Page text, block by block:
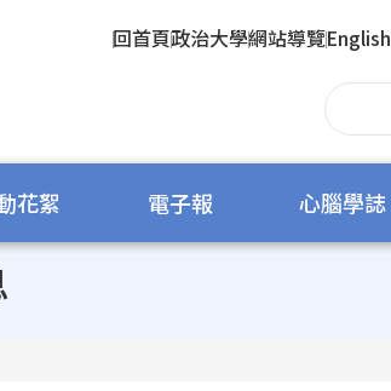
回首頁政治大學網站導覽English
花絮 電子報 心腦學誌